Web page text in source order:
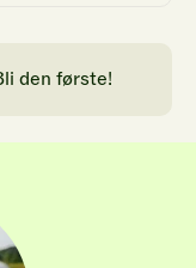
den første!